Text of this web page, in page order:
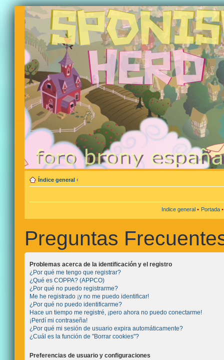
Índice general ‹
Indice general • Portada
Preguntas
Problemas acerca de la identificación y el registro
¿Por qué me tengo que registrar?
¿Qué es COPPA? (APPCO)
¿Por qué no puedo registrarme?
Me he registrado ¡y no me puedo identificar!
¿Por qué no puedo identificarme?
Hace un tiempo me registré, ¡pero ahora no puedo conectarme!
¡Perdí mi contraseña!
¿Por qué mi sesión de usuario expira automáticamente?
¿Cuál es la función de "Borrar cookies"?
Preferencias de usuario y configuraciones